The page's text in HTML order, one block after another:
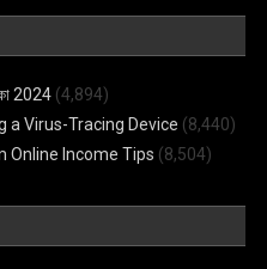
2024 (4,894)
a Virus-Tracing Device (8,440)
Online Income Tips (8,504)